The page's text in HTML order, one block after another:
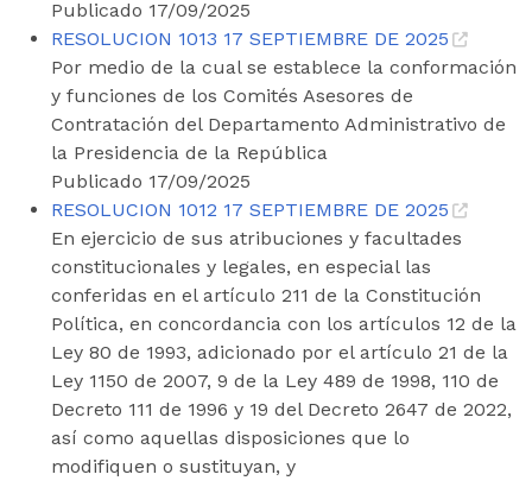
Publicado 17/09/2025
RESOLUCION 1013 17 SEPTIEMBRE DE 2025
Por medio de la cual se establece la conformación
y funciones de los Comités Asesores de
Contratación del Departamento Administrativo de
la Presidencia de la República
Publicado 17/09/2025
RESOLUCION 1012 17 SEPTIEMBRE DE 2025
En ejercicio de sus atribuciones y facultades
constitucionales y legales, en especial las
conferidas en el artículo 211 de la Constitución
Política, en concordancia con los artículos 12 de la
Ley 80 de 1993, adicionado por el artículo 21 de la
Ley 1150 de 2007, 9 de la Ley 489 de 1998, 110 de
Decreto 111 de 1996 y 19 del Decreto 2647 de 2022,
así como aquellas disposiciones que lo
modifiquen o sustituyan, y